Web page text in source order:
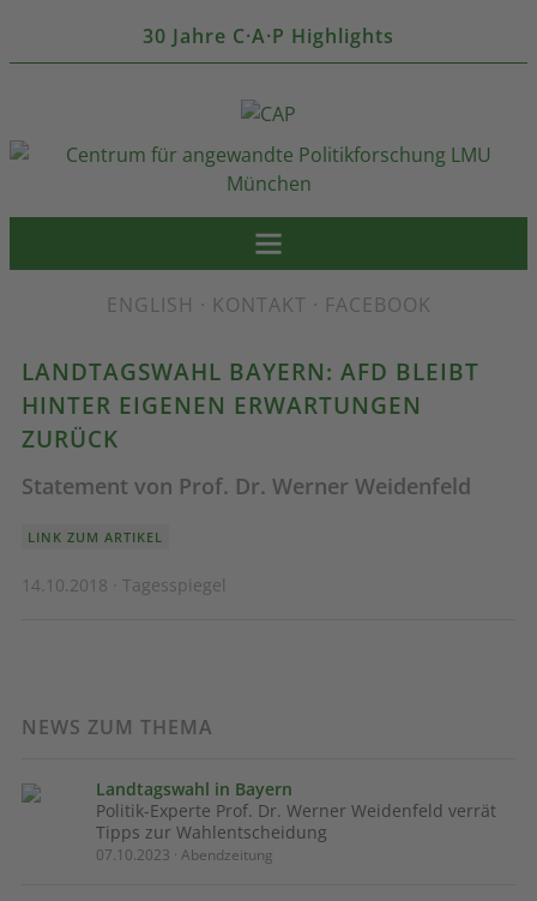
30 Jahre C·A·P Highlights
ENGLISH · KONTAKT · FACEBOOK
LANDTAGSWAHL BAYERN: AFD BLEIBT
HINTER EIGENEN ERWARTUNGEN
ZURÜCK
Statement von Prof. Dr. Werner Weidenfeld
LINK ZUM ARTIKEL
14.10.2018 · Tagesspiegel
NEWS ZUM THEMA
Landtagswahl in Bayern
Politik-Experte Prof. Dr. Werner Weidenfeld verrät
Tipps zur Wahlentscheidung
07.10.2023 · Abendzeitung